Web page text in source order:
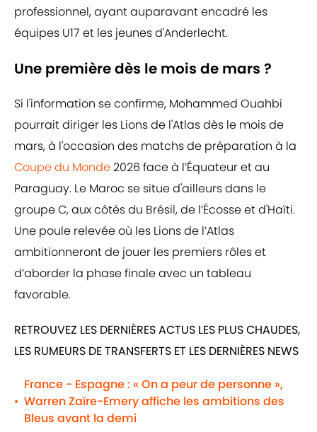
professionnel, ayant auparavant encadré les
équipes U17 et les jeunes d'Anderlecht.
Une première dès le mois de mars ?
Si l'information se confirme, Mohammed Ouahbi
pourrait diriger les Lions de l'Atlas dès le mois de
mars, à l'occasion des matchs de préparation à la
Coupe du Monde2026 face à l’Équateur et au
Paraguay. Le Maroc se situe d'ailleurs dans le
groupe C, aux côtés du Brésil, de l’Écosse et d'Haïti.
Une poule relevée où les Lions de l’Atlas
ambitionneront de jouer les premiers rôles et
d’aborder la phase finale avec un tableau
favorable.
RETROUVEZ LES DERNIÈRES ACTUS LES PLUS CHAUDES,
LES RUMEURS DE TRANSFERTS ET LES DERNIÈRES NEWS
•
France - Espagne : « On a peur de personne »,
Warren Zaïre-Emery affiche les ambitions des
Bleus avant la demi